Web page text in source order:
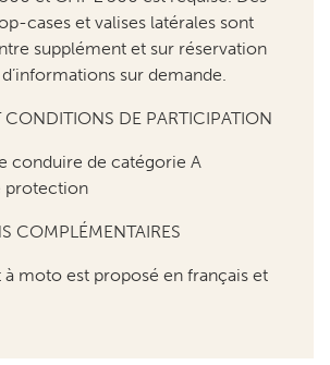
CONDITIONS DE PARTICIPATION
conduire de catégorie A
moto est proposé en français et